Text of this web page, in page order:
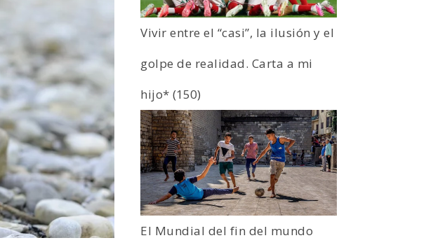
Vivir entre el “casi”, la ilusión y el
golpe de realidad. Carta a mi
hijo* (150)
El Mundial del fin del mundo